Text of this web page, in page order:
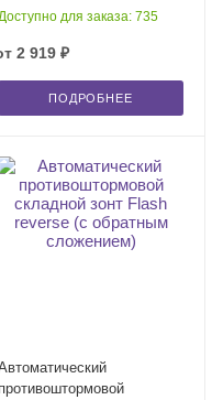
Доступно для заказа: 735
2 919 ₽
ПОДРОБНЕЕ
противоштормовой